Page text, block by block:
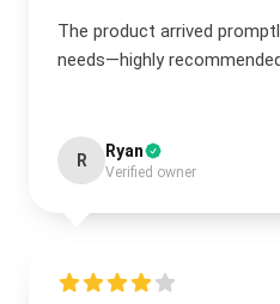
The product arrived
needs—highly
R Ryan
Verified owner